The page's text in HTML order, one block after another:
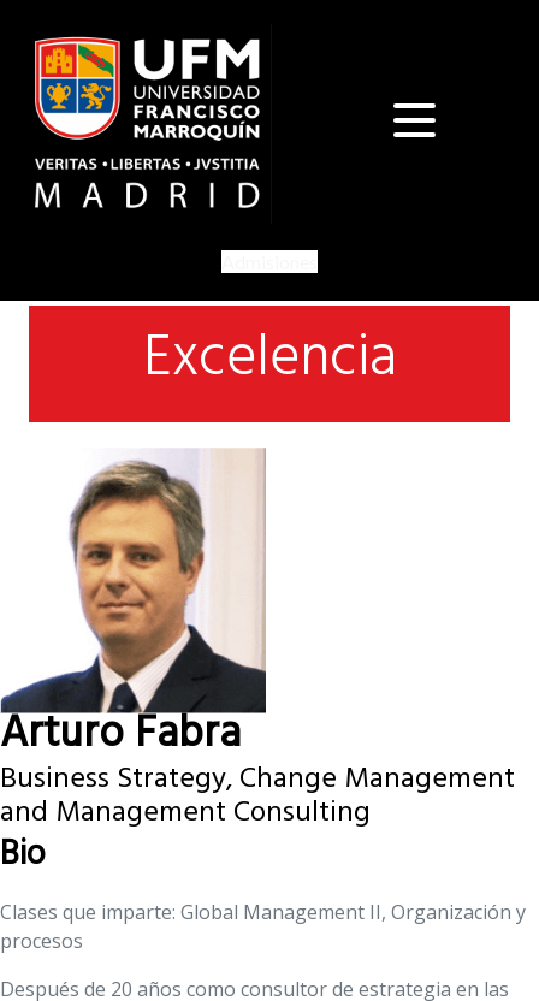
Excelencia
Arturo Fabra
Business Strategy, Change Management
and Management Consulting
Bio
Clases que imparte: Global Management II, Organización y
procesos
Después de 20 años como consultor de estrategia en las